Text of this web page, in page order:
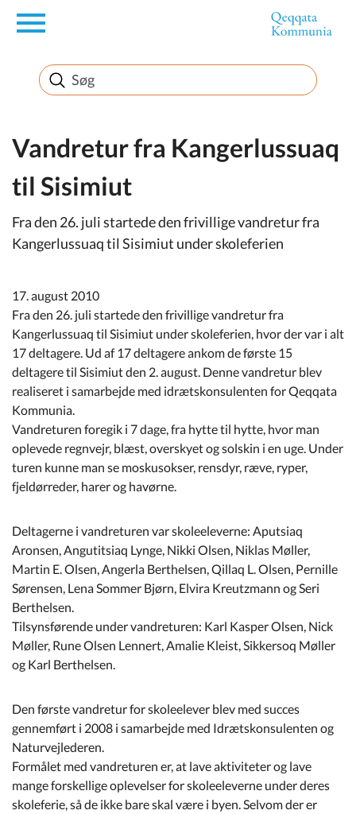
en
Borger
Erhverv
Politik
Turisme
Selvbetjening
Kommuneplan
Om Kommunen
Vandretur fra Kangerlussuaq
til Sisimiut
Fra den 26. juli startede den frivillige vandretur fra
Kangerlussuaq til Sisimiut under skoleferien
17. august 2010
Fra den 26. juli startede den frivillige vandretur fra
Kangerlussuaq til Sisimiut under skoleferien, hvor der var i alt
17 deltagere. Ud af 17 deltagere ankom de første 15
deltagere til Sisimiut den 2. august. Denne vandretur blev
realiseret i samarbejde med idrætskonsulenten for Qeqqata
Kommunia.
Vandreturen foregik i 7 dage, fra hytte til hytte, hvor man
oplevede regnvejr, blæst, overskyet og solskin i en uge. Under
turen kunne man se moskusokser, rensdyr, ræve, ryper,
fjeldørreder, harer og havørne.
Deltagerne i vandreturen var skoleeleverne: Aputsiaq
Aronsen, Angutitsiaq Lynge, Nikki Olsen, Niklas Møller,
Martin E. Olsen, Angerla Berthelsen, Qillaq L. Olsen, Pernille
Sørensen, Lena Sommer Bjørn, Elvira Kreutzmann og Seri
Berthelsen.
Tilsynsførende under vandreturen: Karl Kasper Olsen, Nick
Møller, Rune Olsen Lennert, Amalie Kleist, Sikkersoq Møller
og Karl Berthelsen.
Den første vandretur for skoleelever blev med succes
gennemført i 2008 i samarbejde med Idrætskonsulenten og
Naturvejlederen.
Formålet med vandreturen er, at lave aktiviteter og lave
mange forskellige oplevelser for skoleeleverne under deres
skoleferie, så de ikke bare skal være i byen. Selvom der er